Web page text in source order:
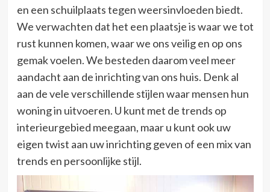
en een schuilplaats tegen weersinvloeden biedt.
We verwachten dat het een plaatsje is waar we tot
rust kunnen komen, waar we ons veilig en op ons
gemak voelen. We besteden daarom veel meer
aandacht aan de inrichting van ons huis. Denk al
aan de vele verschillende stijlen waar mensen hun
woning in uitvoeren. U kunt met de trends op
interieurgebied meegaan, maar u kunt ook uw
eigen twist aan uw inrichting geven of een mix van
trends en persoonlijke stijl.